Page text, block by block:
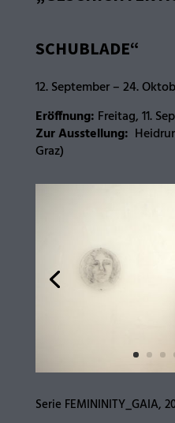
SCHUBLADE“
12. September – 24.
Eröffnung: Freitag, 11.
Zur Ausstellung:
Graz)
Serie FEMININITY_GAIA,